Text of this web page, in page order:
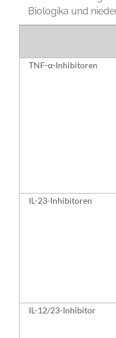
Biologika und
TNF-α-Inhibitoren
IL-23-Inhibitoren
IL-12/23-Inhibitor